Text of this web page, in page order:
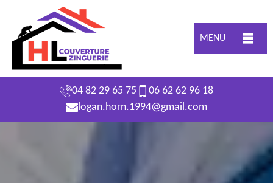
MENU
04 82 29 65 75
06 62 62 96 18
logan.horn.1994@gmail.com